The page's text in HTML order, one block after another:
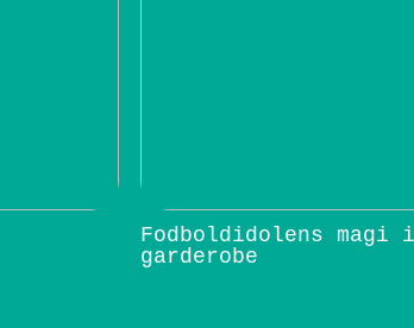
Fodboldidolens magi
garderobe